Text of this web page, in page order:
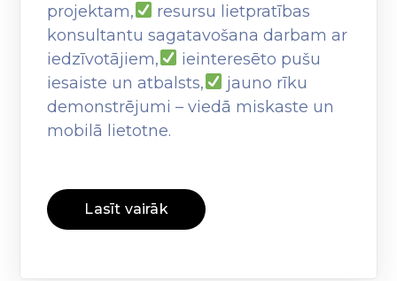
projektam,
resursu lietpratības
konsultantu sagatavošana darbam ar
iedzīvotājiem,
ieinteresēto pušu
iesaiste un atbalsts,
jauno rīku
demonstrējumi – viedā miskaste un
mobilā lietotne.
Lasīt vairāk